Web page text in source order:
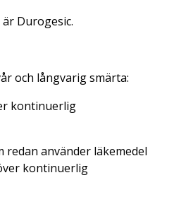
Durogesic.
och långvarig smärta:
kontinuerlig
redan använder läkemedel
kontinuerlig